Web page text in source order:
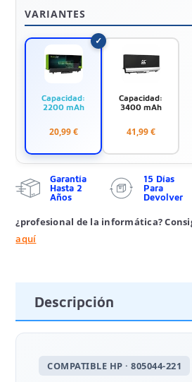
VARIANTES
Capacidad:
2200 mAh
20,99 €
Capacidad:
3400 mAh
41,99 €
Garantía
Hasta 2
Años
15 Días
Para
Devolver
¿profesional de la informática?
aquí
Descripción
COMPATIBLE HP · 805044-221